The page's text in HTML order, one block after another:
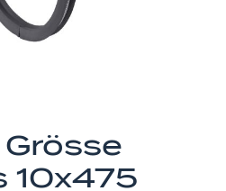
10x475